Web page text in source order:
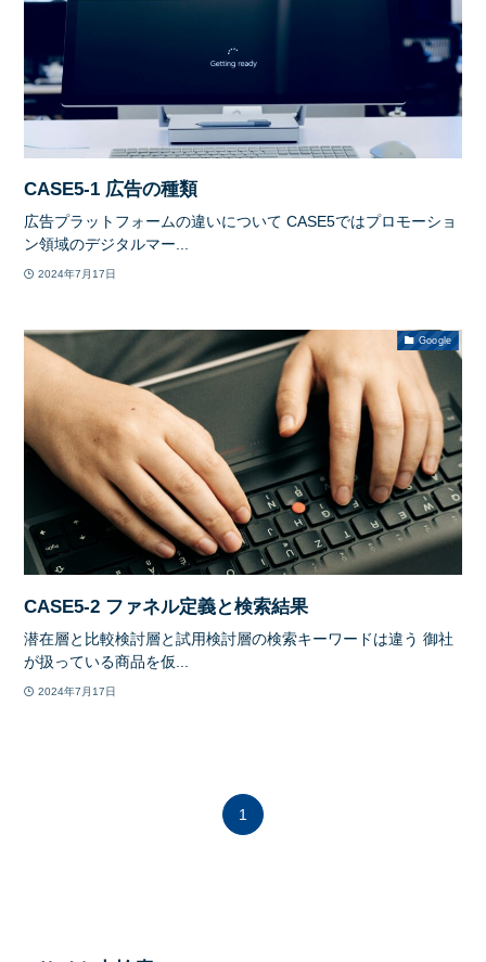
CASE5-1 広告の種類
広告プラットフォームの違いについて CASE5ではプロモーショ
ン領域のデジタルマー...
2024年7月17日
Google
CASE5-2 ファネル定義と検索結果
潜在層と比較検討層と試用検討層の検索キーワードは違う 御社
が扱っている商品を仮...
2024年7月17日
1